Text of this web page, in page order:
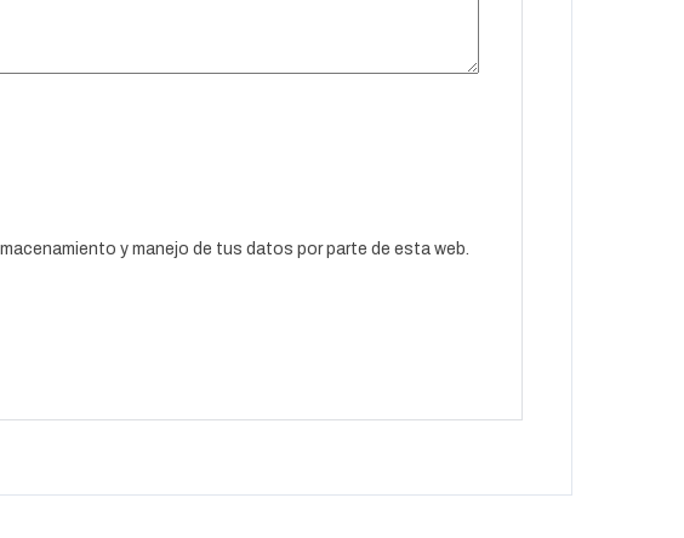
y manejo de tus datos por parte de esta web.